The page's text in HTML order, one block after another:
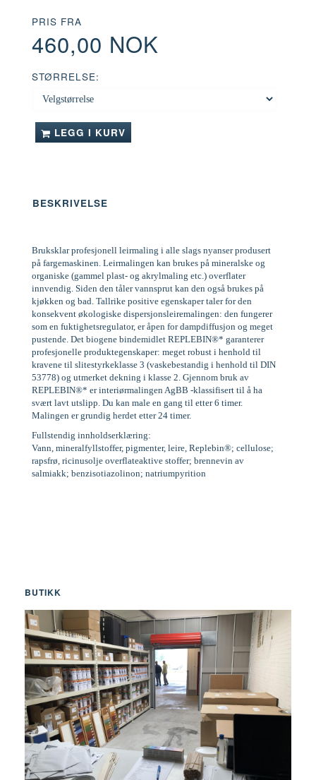
PRIS FRA
460,00 NOK
STØRRELSE:
LEGG I KURV
BESKRIVELSE
Bruksklar profesjonell leirmaling i alle slags nyanser produsert
på fargemaskinen. Leirmalingen kan brukes på mineralske og
organiske (gammel plast- og akrylmaling etc.) overflater
innvendig. Siden den tåler vannsprut kan den også brukes på
kjøkken og bad. Tallrike positive egenskaper taler for den
konsekvent økologiske dispersjonsleiremalingen: den fungerer
som en fuktighetsregulator, er åpen for dampdiffusjon og meget
pustende. Det biogene bindemidlet REPLEBIN®* garanterer
profesjonelle produktegenskaper: meget robust i henhold til
kravene til slitestyrkeklasse 3 (vaskebestandig i henhold til DIN
53778) og utmerket dekning i klasse 2. Gjennom bruk av
REPLEBIN®* er interiørmalingen AgBB -klassifisert til å ha
svært lavt utslipp. Du kan male en gang til etter 6 timer.
Malingen er grundig herdet etter 24 timer.
Fullstendig innholdserklæring:
Vann, mineralfyllstoffer, pigmenter, leire, Replebin®; cellulose;
rapsfrø, ricinusolje overflateaktive stoffer; brennevin av
salmiakk; benzisotiazolinon; natriumpyrition
BUTIKK